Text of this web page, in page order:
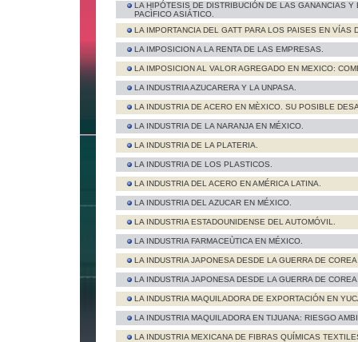
LA HIPÓTESIS DE DISTRIBUCIÓN DE LAS GANANCIAS
PACÌFICO ASIÁTICO.
LA IMPORTANCIA DEL GATT PARA LOS PAISES EN VÍAS
LA IMPOSICION A LA RENTA DE LAS EMPRESAS.
LA IMPOSICION AL VALOR AGREGADO EN MEXICO:
LA INDUSTRIA AZUCARERA Y LA UNPASA.
LA INDUSTRIA DE ACERO EN MÈXICO. SU POSIBLE
LA INDUSTRIA DE LA NARANJA EN MÉXICO.
LA INDUSTRIA DE LA PLATERIA.
LA INDUSTRIA DE LOS PLASTICOS.
LA INDUSTRIA DEL ACERO EN AMÉRICA LATINA.
LA INDUSTRIA DEL AZUCAR EN MÉXICO.
LA INDUSTRIA ESTADOUNIDENSE DEL AUTOMÓVIL.
LA INDUSTRIA FARMACEÙTICA EN MÉXICO.
LA INDUSTRIA JAPONESA DESDE LA GUERRA DE
LA INDUSTRIA JAPONESA DESDE LA GUERRA DE
LA INDUSTRIA MAQUILADORA DE EXPORTACIÓN EN
LA INDUSTRIA MAQUILADORA EN TIJUANA: RIESGO
LA INDUSTRIA MEXICANA DE FIBRAS QUÍMICAS